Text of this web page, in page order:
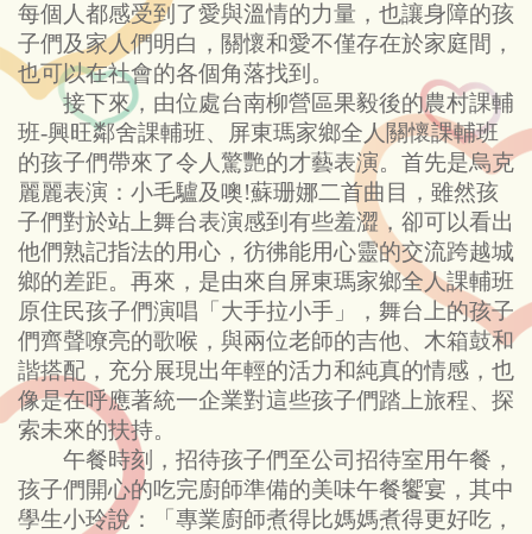
每個人都感受到了愛與溫情的力量，也讓身障的孩
子們及家人們明白，關懷和愛不僅存在於家庭間，
也可以在社會的各個角落找到。
接下來，由位處台南柳營區果毅後的農村課輔
班-興旺鄰舍課輔班、屏東瑪家鄉全人關懷課輔班
的孩子們帶來了令人驚艷的才藝表演。首先是烏克
麗麗表演：小毛驢及噢!蘇珊娜二首曲目，雖然孩
子們對於站上舞台表演感到有些羞澀，卻可以看出
他們熟記指法的用心，彷彿能用心靈的交流跨越城
鄉的差距。再來，是由來自屏東瑪家鄉全人課輔班
原住民孩子們演唱「大手拉小手」，舞台上的孩子
們齊聲嘹亮的歌喉，與兩位老師的吉他、木箱鼓和
諧搭配，充分展現出年輕的活力和純真的情感，也
像是在呼應著統一企業對這些孩子們踏上旅程、探
索未來的扶持。
午餐時刻，招待孩子們至公司招待室用午餐，
孩子們開心的吃完廚師準備的美味午餐饗宴，其中
學生小玲說：
「專業廚師煮得比媽媽煮得更好吃，